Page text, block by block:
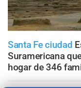
Santa Fe ciudad
Suramericana
hogar de 346